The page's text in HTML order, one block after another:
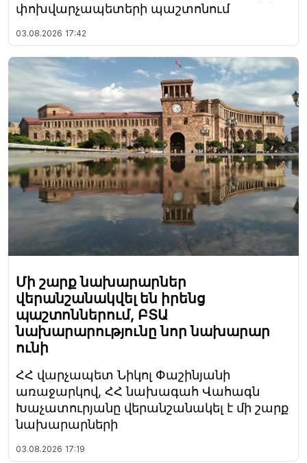
փոխվարչապետերի պաշտոնում
03.08.2026 17:42
Մի շարք նախարարներ
վերանշանակվել են իրենց
պաշտոններում, ԲՏԱ
նախարարությունը նոր նախարար
ունի
ՀՀ վարչապետ Նիկոլ Փաշինյանի
առաջարկով, ՀՀ նախագահ Վահագն
Խաչատուրյանը վերանշանակել է մի շարք
նախարարների
03.08.2026 17:19